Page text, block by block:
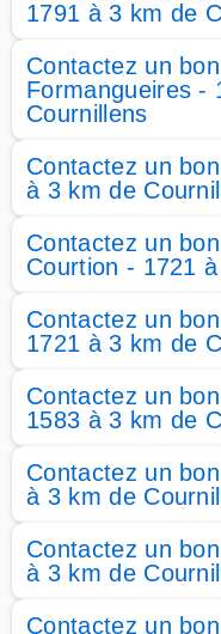
1791 à 3 km de
Contactez un
Formangueires -
Cournillens
Contactez un
à 3 km de
Contactez un
Courtion - 1721
Contactez un
1721 à 3 km de
Contactez un
1583 à 3 km de
Contactez un
à 3 km de
Contactez un
à 3 km de
Contactez un